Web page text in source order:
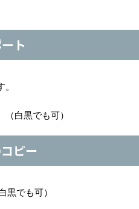
ト
白黒でも可）
ピー
黒でも可）